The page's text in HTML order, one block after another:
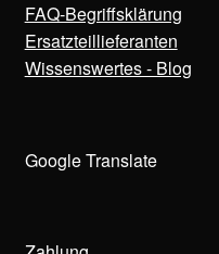
FAQ-Begriffsklärung
Ersatzteillieferanten
Wissenswertes - Blog
Google Translate